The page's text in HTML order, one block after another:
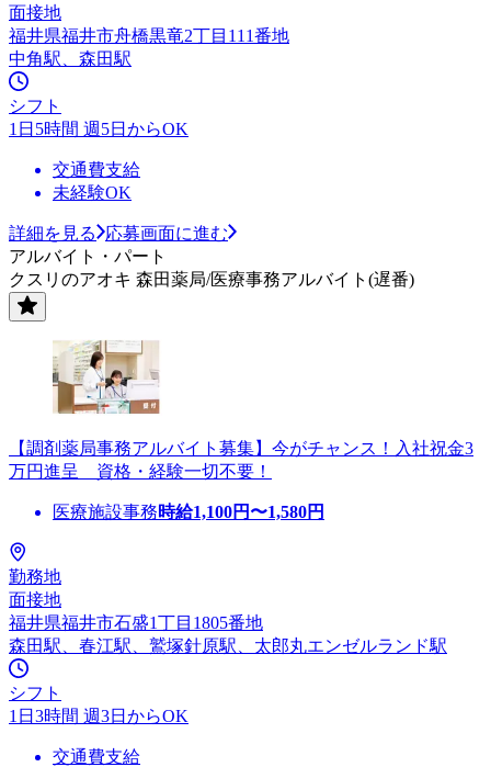
面接地
福井県福井市舟橋黒竜2丁目111番地
中角駅、森田駅
シフト
1日5時間 週5日からOK
交通費支給
未経験OK
詳細を見る
応募画面に進む
アルバイト・パート
クスリのアオキ 森田薬局/医療事務アルバイト(遅番)
【調剤薬局事務アルバイト募集】今がチャンス！入社祝金3
万円進呈 資格・経験一切不要！
医療施設事務時給1,100円〜1,580円
勤務地
面接地
福井県福井市石盛1丁目1805番地
森田駅、春江駅、鷲塚針原駅、太郎丸エンゼルランド駅
シフト
1日3時間 週3日からOK
交通費支給